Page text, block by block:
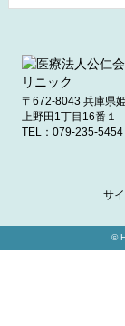
〒672-8043 兵庫県
上野田1丁目16番１
TEL： 079-235-5454
サ
©